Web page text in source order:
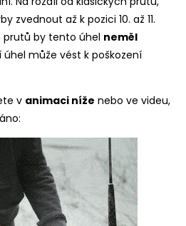
zvednout až k pozici 10. až 11.
by tento úhel neměl
úhel může vést k poškození
v animaci níže nebo ve videu,